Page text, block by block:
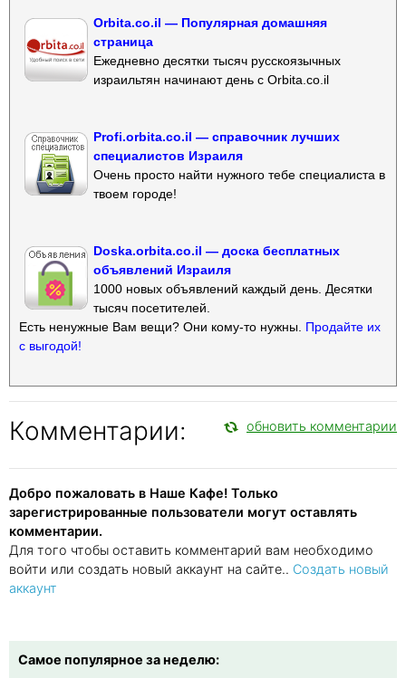
Orbita.co.il — Популярная домашняя
страница
Ежедневно десятки тысяч русскоязычных
израильтян начинают день с Orbita.co.il
Profi.orbita.co.il — справочник лучших
специалистов Израиля
Очень просто найти нужного тебе специалиста в
твоем городе!
Doska.orbita.co.il — доска бесплатных
объявлений Израиля
1000 новых объявлений каждый день. Десятки
тысяч посетителей.
Есть ненужные Вам вещи? Они кому-то нужны. Продайте их
с выгодой!
Комментарии: обновить комментарии
Добро пожаловать в Наше Кафе! Только
зарегистрированные пользователи могут оставлять
комментарии.
Для того чтобы оставить комментарий вам необходимо
войти или создать новый аккаунт на сайте.. Создать новый
аккаунт
Самое популярное за неделю: